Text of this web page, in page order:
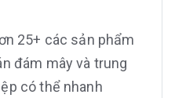
25+ các sản phẩm
đám mây và trung
có thể nhanh